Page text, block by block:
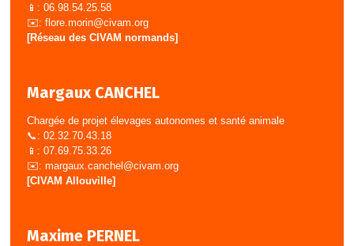
📱: 06.98.54.25.58
✉️: flore.morin@civam.org
[Réseau des CIVAM normands]
Margaux CANCHEL
Chargée de projet élevages autonomes et santé animale
📞: 02.32.70.43.18
📱: 07.69.75.33.26
✉️: margaux.canchel@civam.org
[CIVAM Allouville]
Maxime PERNEL